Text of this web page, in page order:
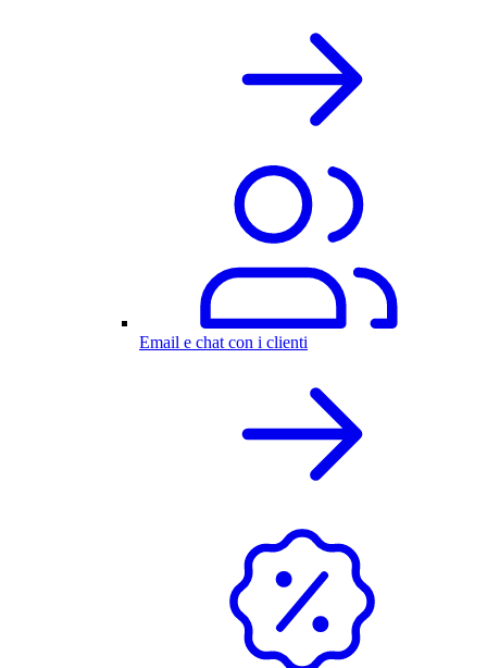
Email e chat con i clienti